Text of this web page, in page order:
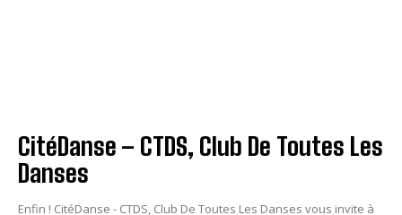
CitéDanse – CTDS, Club De Toutes Les
Danses
Enfin ! CitéDanse - CTDS, Club De Toutes Les Danses vous invite à